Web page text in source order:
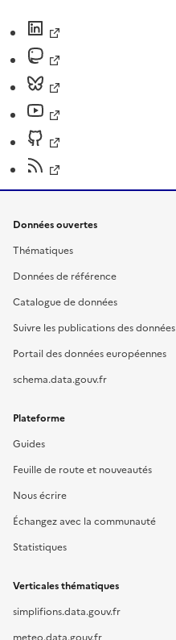
Données ouvertes
Thématiques
Données de référence
Catalogue de données
Suivre les publications des données
Portail des données européennes
schema.data.gouv.fr
Plateforme
Guides
Feuille de route et nouveautés
Nous écrire
Échangez avec la communauté
Statistiques
Verticales thématiques
simplifions.data.gouv.fr